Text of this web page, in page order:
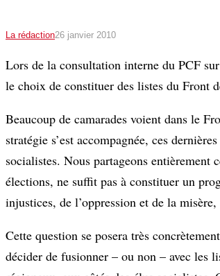
La rédaction26 janvier 2010
Lors de la consultation interne du PCF
le choix de constituer des listes du Front
Beaucoup de camarades voient dans le
stratégie s’est accompagnée, ces
socialistes. Nous partageons entièrement
élections, ne suffit pas à constituer un
injustices, de l’oppression et de la
Cette question se posera très
décider de fusionner – ou non – avec les